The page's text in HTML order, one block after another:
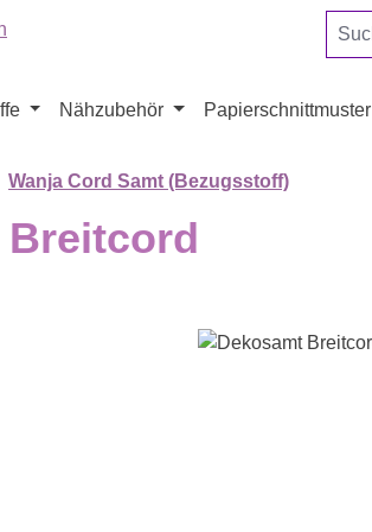
Nähzubehör Papierschnittmuster
Wanja Cord Samt (Bezugsstoff)
Breitcord